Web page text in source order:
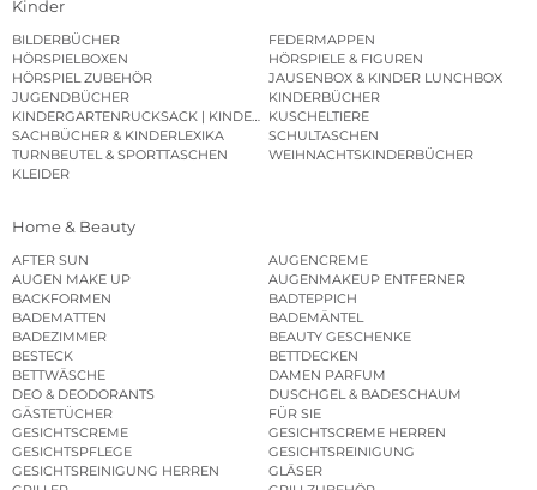
Kinder
BILDERBÜCHER
FEDERMAPPEN
HÖRSPIELBOXEN
HÖRSPIELE & FIGUREN
HÖRSPIEL ZUBEHÖR
JAUSENBOX & KINDER LUNCHBOX
JUGENDBÜCHER
KINDERBÜCHER
KINDERGARTENRUCKSACK | KINDERGARTENBEUTEL
KUSCHELTIERE
SACHBÜCHER & KINDERLEXIKA
SCHULTASCHEN
TURNBEUTEL & SPORTTASCHEN
WEIHNACHTSKINDERBÜCHER
KLEIDER
Home & Beauty
AFTER SUN
AUGENCREME
AUGEN MAKE UP
AUGENMAKEUP ENTFERNER
BACKFORMEN
BADTEPPICH
BADEMATTEN
BADEMÄNTEL
BADEZIMMER
BEAUTY GESCHENKE
BESTECK
BETTDECKEN
BETTWÄSCHE
DAMEN PARFUM
DEO & DEODORANTS
DUSCHGEL & BADESCHAUM
GÄSTETÜCHER
FÜR SIE
GESICHTSCREME
GESICHTSCREME HERREN
GESICHTSPFLEGE
GESICHTSREINIGUNG
GESICHTSREINIGUNG HERREN
GLÄSER